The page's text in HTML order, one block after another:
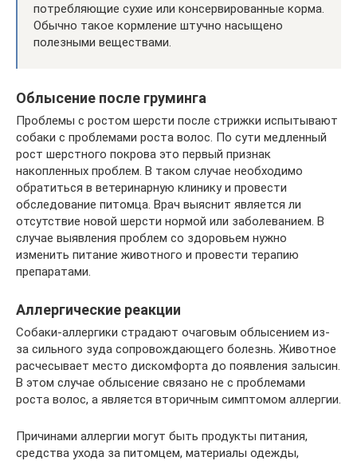
потребляющие сухие или консервированные корма.
Обычно такое кормление штучно насыщено
полезными веществами.
Облысение после груминга
Проблемы с ростом шерсти после стрижки испытывают
собаки с проблемами роста волос. По сути медленный
рост шерстного покрова это первый признак
накопленных проблем. В таком случае необходимо
обратиться в ветеринарную клинику и провести
обследование питомца. Врач выяснит является ли
отсутствие новой шерсти нормой или заболеванием. В
случае выявления проблем со здоровьем нужно
изменить питание животного и провести терапию
препаратами.
Аллергические реакции
Собаки-аллергики страдают очаговым облысением из-
за сильного зуда сопровождающего болезнь. Животное
расчесывает место дискомфорта до появления залысин.
В этом случае облысение связано не с проблемами
роста волос, а является вторичным симптомом аллергии.
Причинами аллергии могут быть продукты питания,
средства ухода за питомцем, материалы одежды,